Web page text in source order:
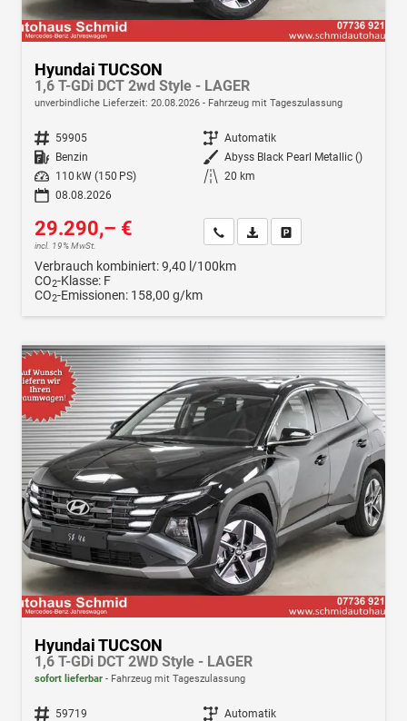
Hyundai TUCSON
1,6 T-GDi DCT 2wd Style - LAGER
unverbindliche Lieferzeit: 20.08.2026 Fahrzeug mit Tageszulassung
Fahrzeugnr. 59905 Getriebe Automatik
Kraftstoff Benzin Außenfarbe Abyss Black Pearl Metallic ()
Leistung
110 kW (150 PS) Kilometerstand 20 km
08.08.2026
29.290,– €
incl. 19% MwSt.
Wir rufen Sie anFahrzeugexposé (PDF)
Verbrauch kombiniert:9,40 l/100km
CO2-Klasse: F
CO2-Emissionen: 158,00 g/km
Hyundai TUCSON
1,6 T-GDi DCT 2WD Style - LAGER
sofort lieferbar Fahrzeug mit Tageszulassung
Fahrzeugnr. 59719 Getriebe Automatik